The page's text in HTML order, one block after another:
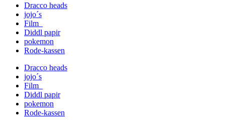
Dracco heads
jojo´s
Film
Diddl papir
pokemon
Rode-kassen
Dracco heads
jojo´s
Film
Diddl papir
pokemon
Rode-kassen